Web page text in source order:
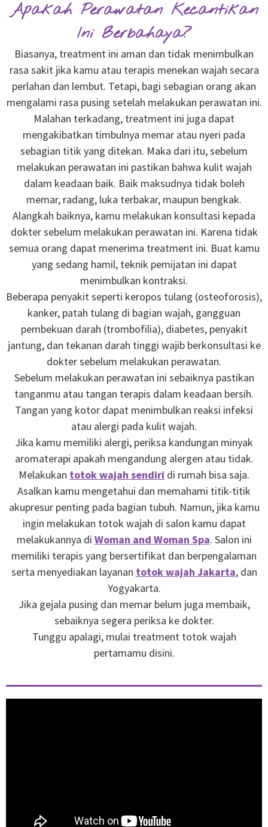
Apakah Perawatan Kecantikan
Ini Berbahaya?
Biasanya, treatment ini aman dan tidak menimbulkan
rasa sakit jika kamu atau terapis menekan wajah secara
perlahan dan lembut. Tetapi, bagi sebagian orang akan
mengalami rasa pusing setelah melakukan perawatan ini.
Malahan terkadang, treatment ini juga dapat
mengakibatkan timbulnya memar atau nyeri pada
sebagian titik yang ditekan. Maka dari itu, sebelum
melakukan perawatan ini pastikan bahwa kulit wajah
dalam keadaan baik. Baik maksudnya tidak boleh
memar, radang, luka terbakar, maupun bengkak.
Alangkah baiknya, kamu melakukan konsultasi kepada
dokter sebelum melakukan perawatan ini. Karena tidak
semua orang dapat menerima treatment ini. Buat kamu
yang sedang hamil, teknik pemijatan ini dapat
menimbulkan kontraksi.
Beberapa penyakit seperti keropos tulang (osteoforosis),
kanker, patah tulang di bagian wajah, gangguan
pembekuan darah (trombofilia), diabetes, penyakit
jantung, dan tekanan darah tinggi wajib berkonsultasi ke
dokter sebelum melakukan perawatan.
Sebelum melakukan perawatan ini sebaiknya pastikan
tanganmu atau tangan terapis dalam keadaan bersih.
Tangan yang kotor dapat menimbulkan reaksi infeksi
atau alergi pada kulit wajah.
Jika kamu memiliki alergi, periksa kandungan minyak
aromaterapi apakah mengandung alergen atau tidak.
Melakukan totok wajah sendiri di rumah bisa saja.
Asalkan kamu mengetahui dan memahami titik-titik
akupresur penting pada bagian tubuh. Namun, jika kamu
ingin melakukan totok wajah di salon kamu dapat
melakukannya di Woman and Woman Spa. Salon ini
memiliki terapis yang bersertifikat dan berpengalaman
serta menyediakan layanan totok wajah Jakarta, dan
Yogyakarta.
Jika gejala pusing dan memar belum juga membaik,
sebaiknya segera periksa ke dokter.
Tunggu apalagi, mulai treatment totok wajah
pertamamu disini.